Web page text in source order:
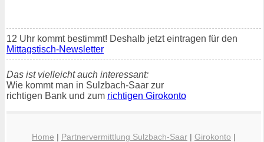
12 Uhr kommt bestimmt! Deshalb jetzt eintragen für den
Mittagstisch-Newsletter
Das ist vielleicht auch interessant:
Wie kommt man in Sulzbach-Saar zur
richtigen Bank und zum richtigen Girokonto
Home | Partnervermittlung Sulzbach-Saar | Girokonto |